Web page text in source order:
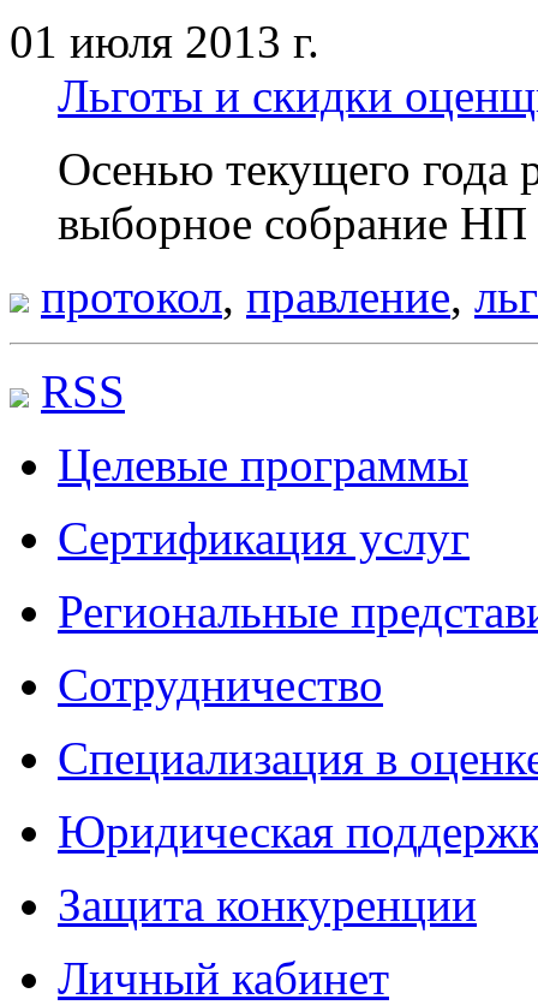
01 июля 2013 г.
Льготы и скидки
Осенью текущего года
выборное собрание НП
протокол, правление,
RSS
Целевые программы
Сертификация услуг
Региональные
Сотрудничество
Специализация в
Юридическая
Защита конкуренции
Личный кабинет